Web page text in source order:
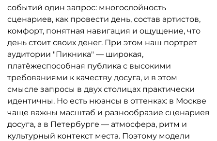
событий один запрос: многослойность
сценариев, как провести день, состав артистов,
комфорт, понятная навигация и ощущение, что
день стоит своих денег. При этом наш портрет
аудитории "Пикника" — широкая,
платёжеспособная публика с высокими
требованиями к качеству досуга, и в этом
смысле запросы в двух столицах практически
идентичны. Но есть нюансы в оттенках: в Москве
чаще важны масштаб и разнообразие сценариев
досуга, а в Петербурге — атмосфера, ритм и
культурный контекст места. Поэтому модели